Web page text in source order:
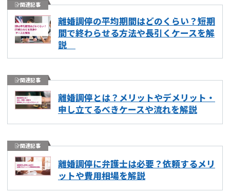
関連記事
離婚調停の平均期間はどのくらい？短期
間で終わらせる方法や長引くケースを解
説
関連記事
離婚調停とは？メリットやデメリット・
申し立てるべきケースや流れを解説
関連記事
離婚調停に弁護士は必要？依頼するメリ
ットや費用相場を解説